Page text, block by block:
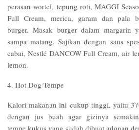
perasan wortel, tepung roti, MAGGI
Full Cream, merica, garam dan pala
burger. Masak burger dalam margarin
sampa matang. Sajikan dengan saus
cabai, Nestlé DANCOW Full Cream, air
lemon.
4. Hot Dog Tempe
Kalori makanan ini cukup tinggi, yaitu
dengan jus buah agar gizinya
tempe kukus yang sudah dibuat adonan